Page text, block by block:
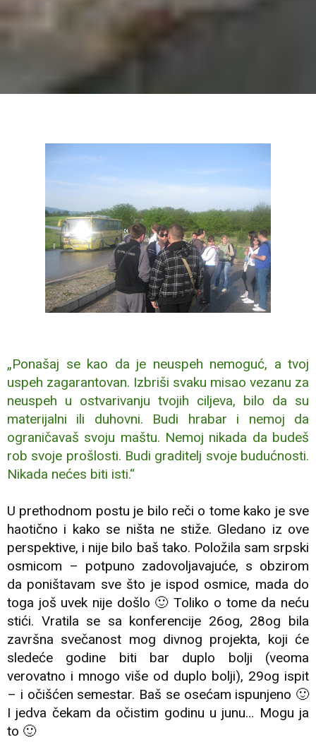
„Ponašaj se kao da je neuspeh nemoguć, a tvoj
uspeh zagarantovan. Izbriši svaku misao vezanu za
neuspeh u ostvarivanju tvojih ciljeva, bilo da su
materijalni ili duhovni. Budi hrabar i nemoj da
ograničavaš svoju maštu. Nemoj nikada da budeš
rob svoje prošlosti. Budi graditelj svoje budućnosti.
Nikada nećes biti isti.“
U prethodnom postu je bilo reči o tome kako je sve
haotično i kako se ništa ne stiže. Gledano iz ove
perspektive, i nije bilo baš tako. Položila sam srpski
osmicom – potpuno zadovoljavajuće, s obzirom
da poništavam sve što je ispod osmice, mada do
toga još uvek nije došlo 🙂 Toliko o tome da neću
stići. Vratila se sa konferencije 26og, 28og bila
završna svečanost mog divnog projekta, koji će
sledeće godine biti bar duplo bolji (veoma
verovatno i mnogo više od duplo bolji), 29og ispit
– i očišćen semestar. Baš se osećam ispunjeno 🙂
I jedva čekam da očistim godinu u junu… Mogu ja
to 🙂